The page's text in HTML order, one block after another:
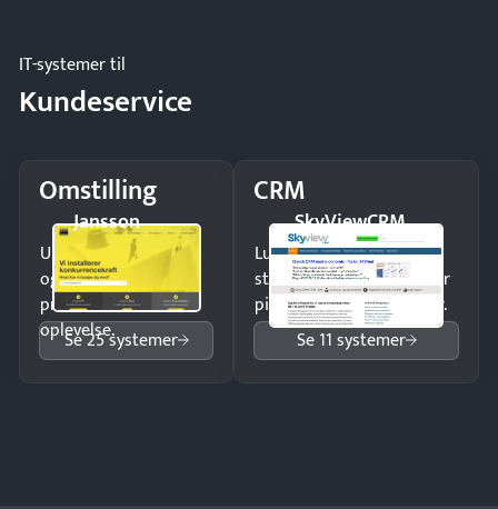
IT-systemer til
Kundeservice
Omstilling
Jansson
Undgå tabte opkald
og giv kunderne en
professionel
oplevelse.
Se 25 systemer
CRM
SkyViewCRM
Luk flere salg med et
struktureret overblik over
pipeline og opfølgninger.
Se 11 systemer